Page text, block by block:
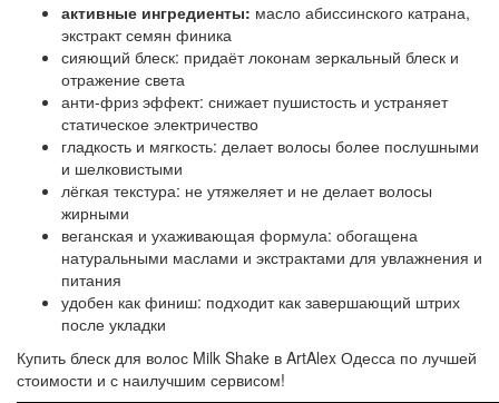
активные ингредиенты: масло абиссинского катрана,
экстракт семян финика
сияющий блеск: придаёт локонам зеркальный блеск и
отражение света
анти‑фриз эффект: снижает пушистость и устраняет
статическое электричество
гладкость и мягкость: делает волосы более послушными
и шелковистыми
лёгкая текстура: не утяжеляет и не делает волосы
жирными
веганская и ухаживающая формула: обогащена
натуральными маслами и экстрактами для увлажнения и
питания
удобен как финиш: подходит как завершающий штрих
после укладки
Купить блеск для волос Milk Shake в ArtAlex Одесса по лучшей
стоимости и с наилучшим сервисом!